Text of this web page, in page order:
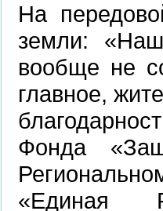
На
земли:
вообще не
главное,
Фонда
«Единая